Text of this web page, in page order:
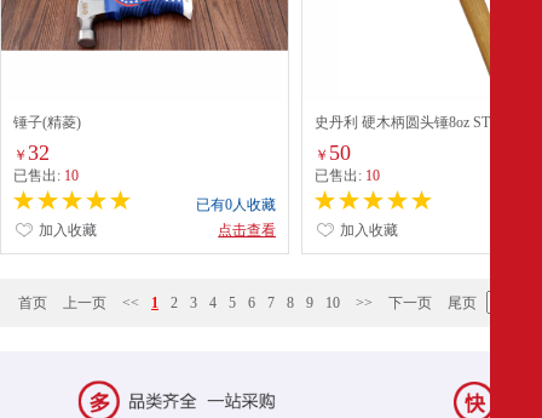
锤子(精菱)
￥ 32
已售出: 10
已有0人收藏
点击查看
加入收藏
史丹利 硬木柄圆头锤8oz
￥ 50
已售出: 10
加入收藏
首页 上一页 << 1 2 3 4 5 6 7 8 9 10 >> 下一页 尾页